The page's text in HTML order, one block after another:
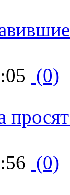
(0)
(0)